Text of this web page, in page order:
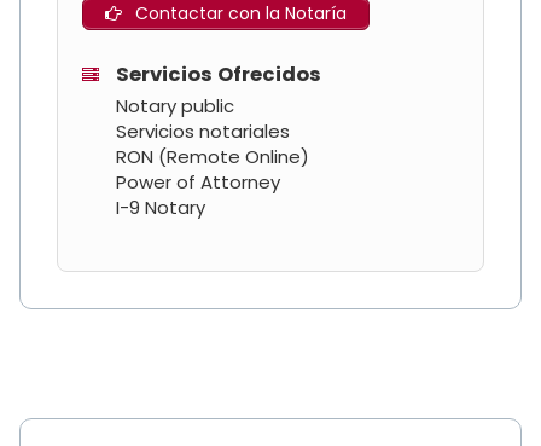
Contactar con la Notaría
Servicios Ofrecidos
Notary public
Servicios notariales
RON (Remote Online)
Power of Attorney
I-9 Notary